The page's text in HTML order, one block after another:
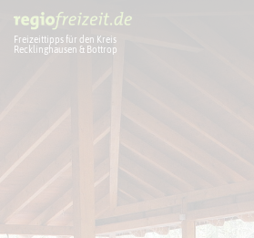
Freizeittipps für den Kreis
Recklinghausen & Bottrop
Freizeitregion